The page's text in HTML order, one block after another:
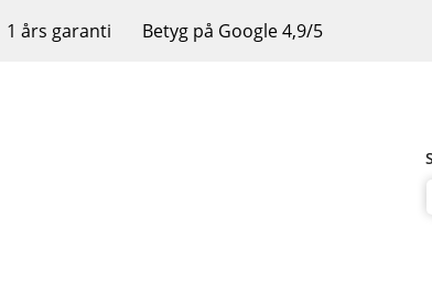
1 års garanti Betyg på Google 4,9/5